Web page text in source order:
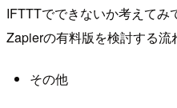
IFTTTでできないか考えて
Zapierの有料版を検討する流
その他